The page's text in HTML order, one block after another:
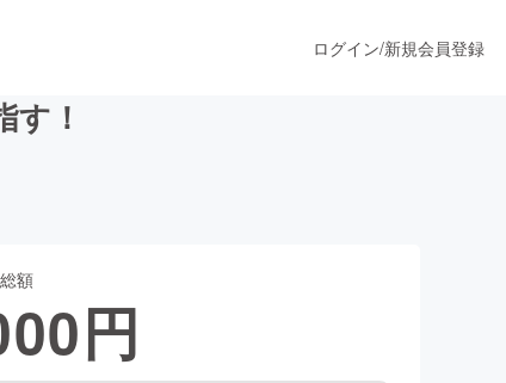
ファッション
ログイン/新規会員登録
！
額
円